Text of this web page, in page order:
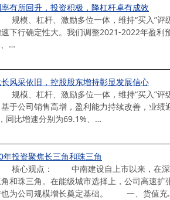
有所回升，投资积极，降杠杆卓有成效
、杠杆、激励多位一体，维持“买入”评
下行确定性大。我们调整2021-2022年盈
、…
风采依旧，控股股东增持彰显发展信心
、杠杆、激励多位一体，维持“买入”评
于公司销售高增，盈利能力持续改善，业
同比增速分别为69.1%、…
投资聚焦长三角和珠三角
观点： 中南建设自上市以来，在深耕长
和珠三角。在能级城市选择上，公司高速
也为公司规模增长奠定基础。 一、货值